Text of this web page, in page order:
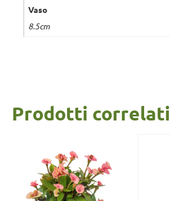
Vaso
8.5cm
Prodotti correlati